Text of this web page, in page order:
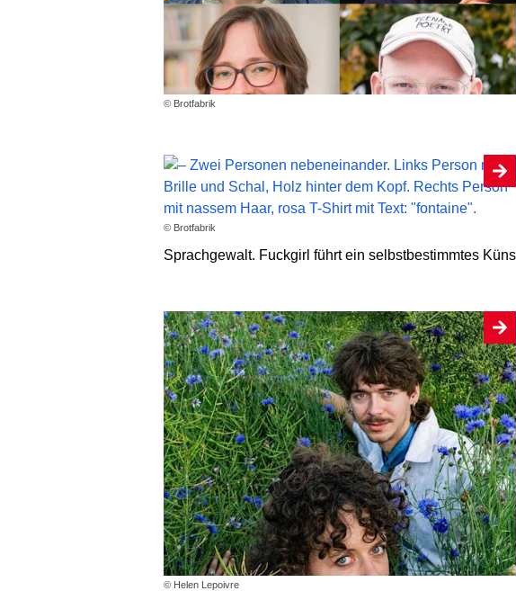
© Brotfabrik
© Brotfabrik
Sprachgewalt. Fuckgirl führt ein selbstbestimmtes
© Helen Lepoivre